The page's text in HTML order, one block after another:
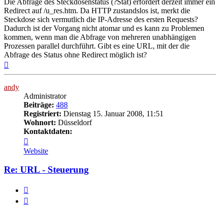
Redirect auf /u_res.htm. Da HTTP zustandslos ist, merkt die
Steckdose sich vermutlich die IP-Adresse des ersten Requests?
Dadurch ist der Vorgang nicht atomar und es kann zu Problemen
kommen, wenn man die Abfrage von mehreren unabhängigen
Prozessen parallel durchführt. Gibt es eine URL, mit der die
Abfrage des Status ohne Redirect möglich ist?
andy
Administrator
Beiträge: 488
Registriert: Dienstag 15. Januar 2008, 11:51
Wohnort: Düsseldorf
Kontaktdaten:
von
andy
Website
Re: URL - Steuerung